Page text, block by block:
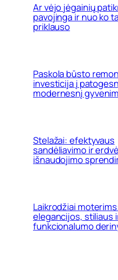
Ar vėjo jėgainių
pavojinga ir nuo ko
priklauso
Paskola būsto
investicija į
modernesnį
Stelažai: efektyvaus
sandėliavimo ir
išnaudojimo
Laikrodžiai
elegancijos, stiliaus
funkcionalumo